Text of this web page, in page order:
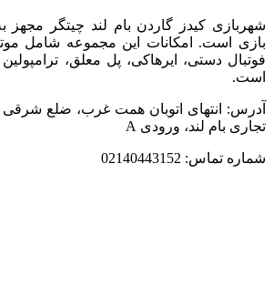
شهربازی کیدز گاردن بام لند چیتگر مجهز
بازی است. امکانات این مجموعه شامل
فوتبال دستی، ایرهاکی، پل معلق،
است.
آدرس: انتهای اتوبان همت غرب، ضلع شرقی
تجاری بام لند، ورودی A
شماره تماس: 02140443152